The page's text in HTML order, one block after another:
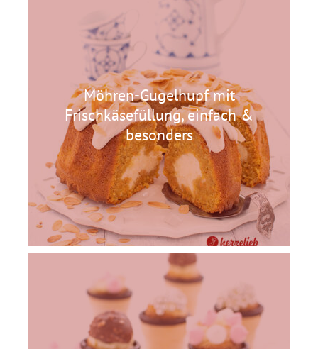
Möhren-Gugelhupf mit
Frischkäsefüllung, einfach &
besonders